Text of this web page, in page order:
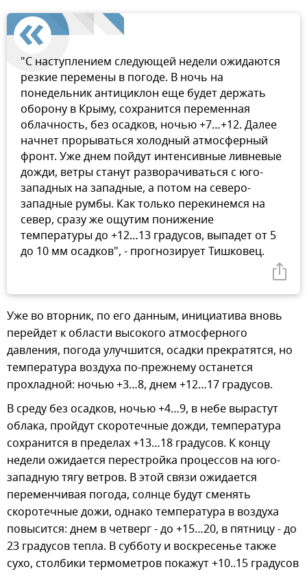
"С наступлением следующей недели ожидаются
резкие перемены в погоде. В ночь на
понедельник антициклон еще будет держать
оборону в Крыму, сохранится переменная
облачность, без осадков, ночью +7…+12. Далее
начнет прорываться холодный атмосферный
фронт. Уже днем пойдут интенсивные ливневые
дожди, ветры станут разворачиваться с юго-
западных на западные, а потом на северо-
западные румбы. Как только перекинемся на
север, сразу же ощутим понижение
температуры до +12…13 градусов, выпадет от 5
до 10 мм осадков", - прогнозирует Тишковец.
Уже во вторник, по его данным, инициатива вновь
перейдет к области высокого атмосферного
давления, погода улучшится, осадки прекратятся, но
температура воздуха по-прежнему останется
прохладной: ночью +3…8, днем +12…17 градусов.
В среду без осадков, ночью +4…9, в небе вырастут
облака, пройдут скоротечные дожди, температура
сохранится в пределах +13…18 градусов. К концу
недели ожидается перестройка процессов на юго-
западную тягу ветров. В этой связи ожидается
переменчивая погода, солнце будут сменять
скоротечные дожи, однако температура в воздуха
повысится: днем в четверг - до +15…20, в пятницу - до
23 градусов тепла. В субботу и воскресенье также
сухо, столбики термометров покажут +10..15 градусов